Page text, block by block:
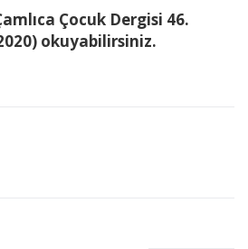
Çocuk Dergisi 46.
okuyabilirsiniz.